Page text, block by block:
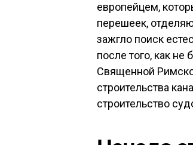
европейцем,
перешеек,
зажгло поиск
после того, как не
Священной
строительства
строительство